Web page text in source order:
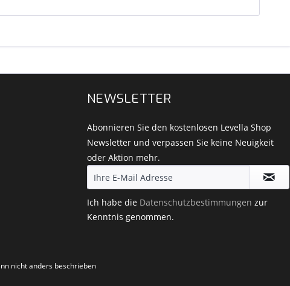
NEWSLETTER
Abonnieren Sie den kostenlosen Levella Shop
Newsletter und verpassen Sie keine Neuigkeit
oder Aktion mehr.
Ich habe die Datenschutzbestimmungen zur
Kenntnis genommen.
nicht anders beschrieben